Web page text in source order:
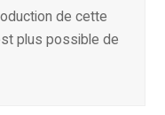
de cette
plus possible de